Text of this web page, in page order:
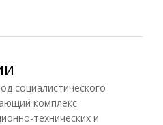
комплекс
технических и